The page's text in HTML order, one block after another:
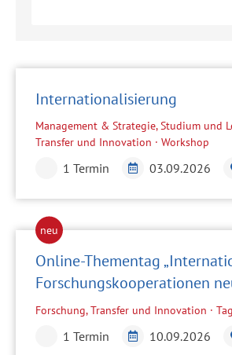
Internationalisierung
Management & Strategie, Studium und
Transfer und Innovation · Workshop
1 Termin 03.09.2026
Online-Thementag
Forschungskooperationen
Forschung, Transfer und Innovation ·
1 Termin 10.09.2026